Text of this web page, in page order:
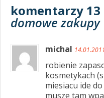
komentarzy
domowe zakupy
michal
robienie
kosmetykach
miesiacu ide
musze tam